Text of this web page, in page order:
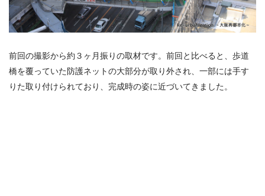
前回の撮影から約３ヶ月振りの取材です。前回と比べると、歩道
橋を覆っていた防護ネットの大部分が取り外され、一部には手す
りた取り付けられており、完成時の姿に近づいてきました。